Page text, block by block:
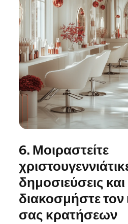
6. Μοιραστείτε
δημοσιεύσεις και
διακοσμήστε τον
σας κρατήσεων